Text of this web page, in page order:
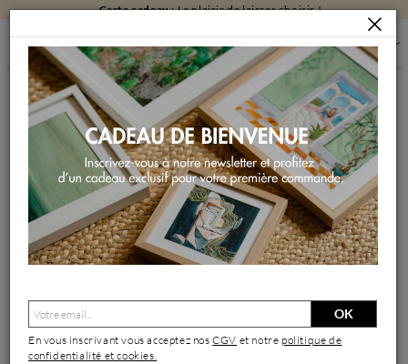
Carte cadeau: Le plaisir de laisser choisir !
PEINTURES PEINTURES PAR FORMAT
PEINTURES PETIT FORMAT
SOFT PEONY WHISPER
Peinture Soft Peony Whisper par Pigni Diana | Tableau
Impressionnisme Nature Natures mortes Huile
OK
En vous inscrivant vous acceptez nosCGV et notre politique de
confidentialité et cookies.